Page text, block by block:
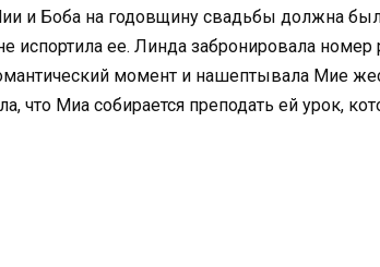
и Боба на годовщину свадьбы должна
испортила ее. Линда забронировала номер
момент и нашептывала Мие
что Миа собирается преподать ей урок,